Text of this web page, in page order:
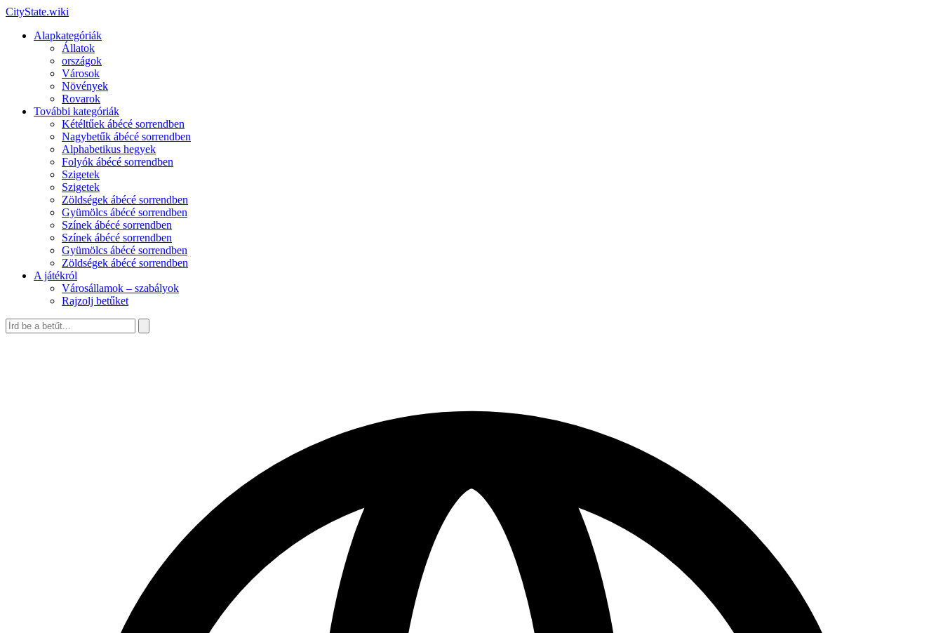
CityState.wiki
Alapkategóriák
Állatok
országok
Városok
Növények
Rovarok
További kategóriák
Kétéltűek ábécé sorrendben
Nagybetűk ábécé sorrendben
Alphabetikus hegyek
Folyók ábécé sorrendben
Szigetek
Szigetek
Zöldségek ábécé sorrendben
Gyümölcs ábécé sorrendben
Színek ábécé sorrendben
Színek ábécé sorrendben
Gyümölcs ábécé sorrendben
Zöldségek ábécé sorrendben
A játékról
Városállamok – szabályok
Rajzolj betűket